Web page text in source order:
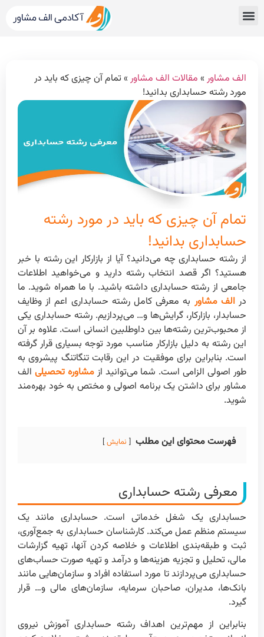
الف مشاور » مقالات الف مشاور »تمام آن چیزی که باید در
مورد رشته حسابداری بدانید!
تمام آن چیزی که باید در مورد رشته
حسابداری بدانید!
از رشته حسابداری چه می‌دانید؟ آیا از بازار‌کار این رشته با خبر
هستید؟ اگر قصد انتخاب رشته دارید و می‌خواهید اطلاعات
جامعی از رشته حسابداری داشته باشید. با ما همراه شوید. ما
در الف مشاور به معرفی کامل رشته حسابداری اعم از وظایف
حسابدار، بازار‌کار، گرایش‌ها و… می‌پردازیم. رشته حسابداری یکی
از محبوب‌ترین رشته‌ها بین داوطلبین انسانی است. علاوه بر آن
این رشته به دلیل بازارکار مناسب مورد توجه بسیاری قرار گرفته
است. بنابراین برای موفقیت در این رقابت تنگاتنگ پیشروی به
طور اصولی الزامی است. شما می‌توانید ازمشاوره تحصیلی الف
مشاور برای داشتن یک برنامه اصولی و مختص به خود بهره‌مند
شوید.
فهرست محتوای این مطلب نمایش
معرفی رشته حسابداری
حسابداری یک شغل خدماتی است. حسابداری مانند یک
سیستم منظم عمل می‌کند. کارشناسان حسابداری به جمع‌آوری،
ثبت و طبقه‌بندی اطلاعات و خلاصه کردن آنها، تهیه گزارشات
مالی، تحلیل و تجزیه هزینه‌ها و درآمد و تهیه صورت حساب‌های
حسابداری می‌پردازند تا مورد استفاده افراد و سازمان‌هایی مانند
بانک‌ها، مدیران، صاحبان سرمایه، سازمان‌های مالی و… قرار
گیرد.
بنابراین از مهم‌ترین اهداف رشته حسابداری آموزش نیروی